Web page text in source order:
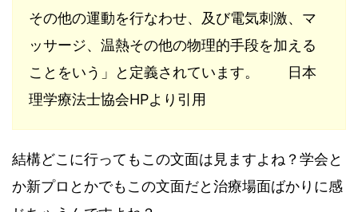
その他の運動を行なわせ、及び電気刺激、マ
ッサージ、温熱その他の物理的手段を加える
ことをいう」と定義されています。 日本
理学療法士協会HPより引用
結構どこに行ってもこの文面は見ますよね？学会と
か新プロとかでもこの文面だと治療場面ばかりに感